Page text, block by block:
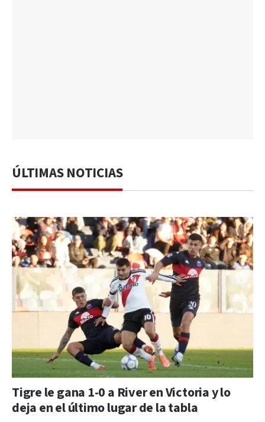
ÚLTIMAS NOTICIAS
Tigre le gana 1-0 a River en Victoria y lo
deja en el último lugar de la tabla